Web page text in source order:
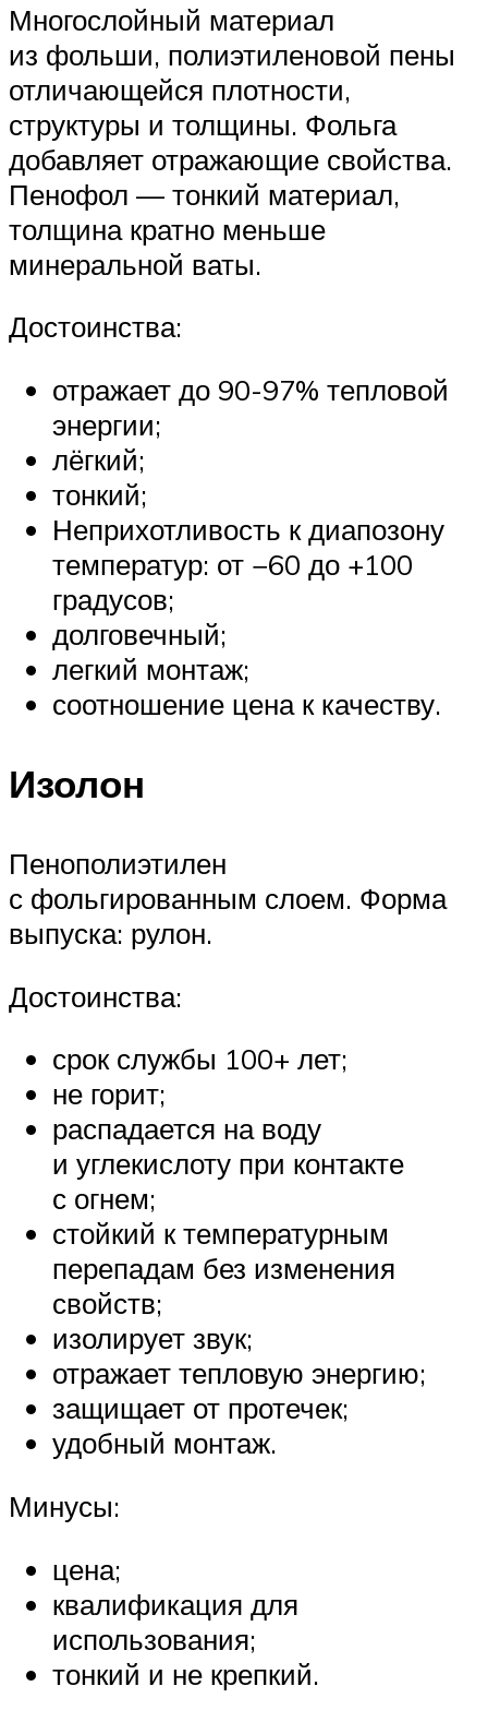
Многослойный материал
из фольши, полиэтиленовой пены
отличающейся плотности,
структуры и толщины. Фольга
добавляет отражающие свойства.
Пенофол — тонкий материал,
толщина кратно меньше
минеральной ваты.
Достоинства:
отражает до 90-97% тепловой
энергии;
лёгкий;
тонкий;
Неприхотливость к диапозону
температур: от −60 до +100
градусов;
долговечный;
легкий монтаж;
соотношение цена к качеству.
Изолон
Пенополиэтилен
с фольгированным слоем. Форма
выпуска: рулон.
Достоинства:
срок службы 100+ лет;
не горит;
распадается на воду
и углекислоту при контакте
с огнем;
стойкий к температурным
перепадам без изменения
свойств;
изолирует звук;
отражает тепловую энергию;
защищает от протечек;
удобный монтаж.
Минусы:
цена;
квалификация для
использования;
тонкий и не крепкий.